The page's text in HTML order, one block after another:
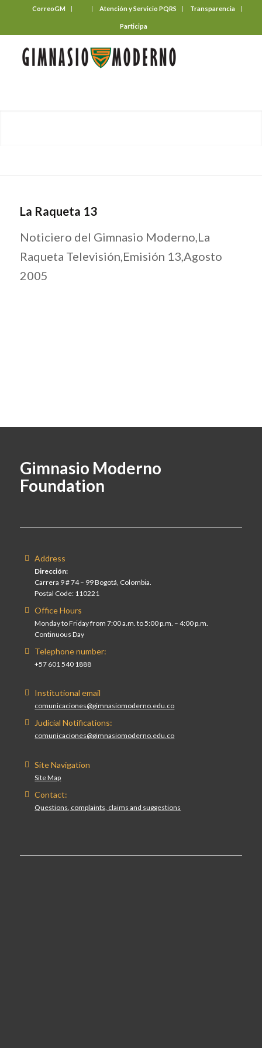
CorreoGM Atención y Servicio PQRS Transparencia
Participa
La Raqueta 13
Noticiero del Gimnasio Moderno,La
Raqueta Televisión,Emisión 13,Agosto
2005
Gimnasio Moderno
Foundation
Address
Dirección:
Carrera 9 # 74 – 99 Bogotá, Colombia.
Postal Code: 110221
Office Hours
Monday to Friday from 7:00 a.m. to 5:00 p.m. – 4:00 p.m.
Continuous Day
Telephone number:
+57 601 540 1888
Institutional email
comunicaciones@gimnasiomoderno.edu.co
Judicial Notifications:
comunicaciones@gimnasiomoderno.edu.co
Site Navigation
Site Map
Contact:
Questions, complaints, claims and suggestions